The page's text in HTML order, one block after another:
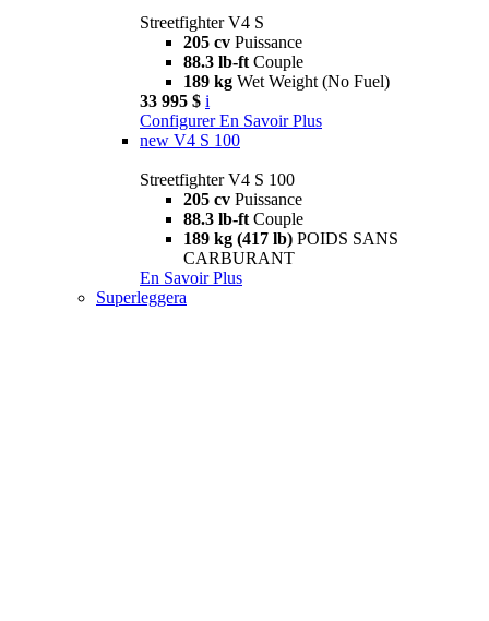
Streetfighter V4 S
205 cv Puissance
88.3 lb-ft Couple
189 kg Wet Weight (No Fuel)
33 995 $ i
Configurer En Savoir Plus
new V4 S 100
Streetfighter V4 S 100
205 cv Puissance
88.3 lb-ft Couple
189 kg (417 lb) POIDS SANS
CARBURANT
En Savoir Plus
Superleggera